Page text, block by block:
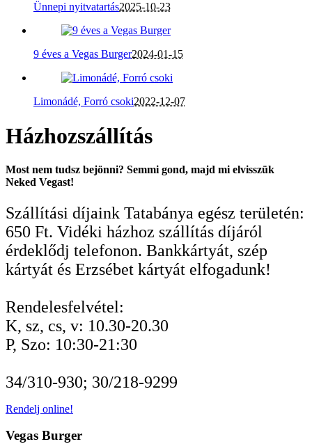
Ünnepi nyitvatartás2025-10-23
9 éves a Vegas Burger2024-01-15
Limonádé, Forró csoki2022-12-07
Házhozszállítás
Most nem tudsz bejönni? Semmi gond, majd mi elvisszük
Neked Vegast!
Szállítási díjaink Tatabánya egész területén:
650 Ft. Vidéki házhoz szállítás díjáról
érdeklődj telefonon. Bankkártyát, szép
kártyát és Erzsébet kártyát elfogadunk!
Rendelesfelvétel:
K, sz, cs, v: 10.30-20.30
P, Szo: 10:30-21:30
34/310-930; 30/218-9299
Rendelj online!
Vegas Burger